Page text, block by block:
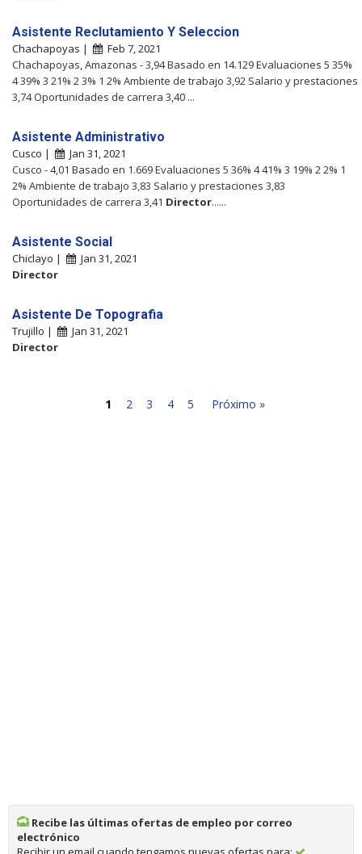
Asistente Reclutamiento Y Seleccion
Chachapoyas |
Feb 7, 2021
Chachapoyas, Amazonas - 3,94 Basado en 14.129 Evaluaciones 5 35%
4 39% 3 21% 2 3% 1 2% Ambiente de trabajo 3,92 Salario y prestaciones
3,74 Oportunidades de carrera 3,40 ...
Asistente Administrativo
Cusco |
Jan 31, 2021
Cusco - 4,01 Basado en 1.669 Evaluaciones 5 36% 4 41% 3 19% 2 2% 1
2% Ambiente de trabajo 3,83 Salario y prestaciones 3,83
Oportunidades de carrera 3,41 Director......
Asistente Social
Chiclayo |
Jan 31, 2021
Director
Asistente De Topografia
Trujillo |
Jan 31, 2021
Director
1 2 3 4 5 Próximo »
Recibe las últimas ofertas de empleo por correo
electrónico